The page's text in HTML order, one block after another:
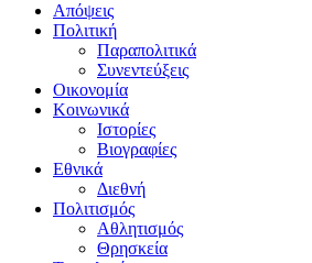
Απόψεις
Πολιτική
Παραπολιτικά
Συνεντεύξεις
Οικονομία
Κοινωνικά
Ιστορίες
Βιογραφίες
Εθνικά
Διεθνή
Πολιτισμός
Αθλητισμός
Θρησκεία